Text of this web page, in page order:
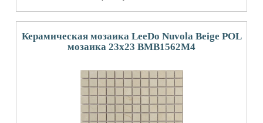
Керамическая мозаика LeeDo Nuvola Beige POL
мозаика 23x23 BMB1562M4